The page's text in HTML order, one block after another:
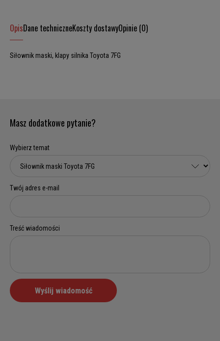
OpisDane techniczneKoszty dostawyOpinie (0)
Siłownik maski, klapy silnika Toyota 7FG
Masz dodatkowe pytanie?